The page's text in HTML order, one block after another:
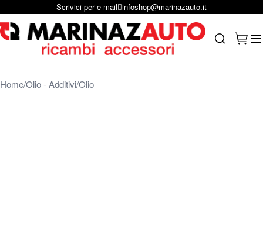
Salta al contenutoScrivici per e-mail infoshop@marinazauto.it
HomeOlio - AdditiviOlio